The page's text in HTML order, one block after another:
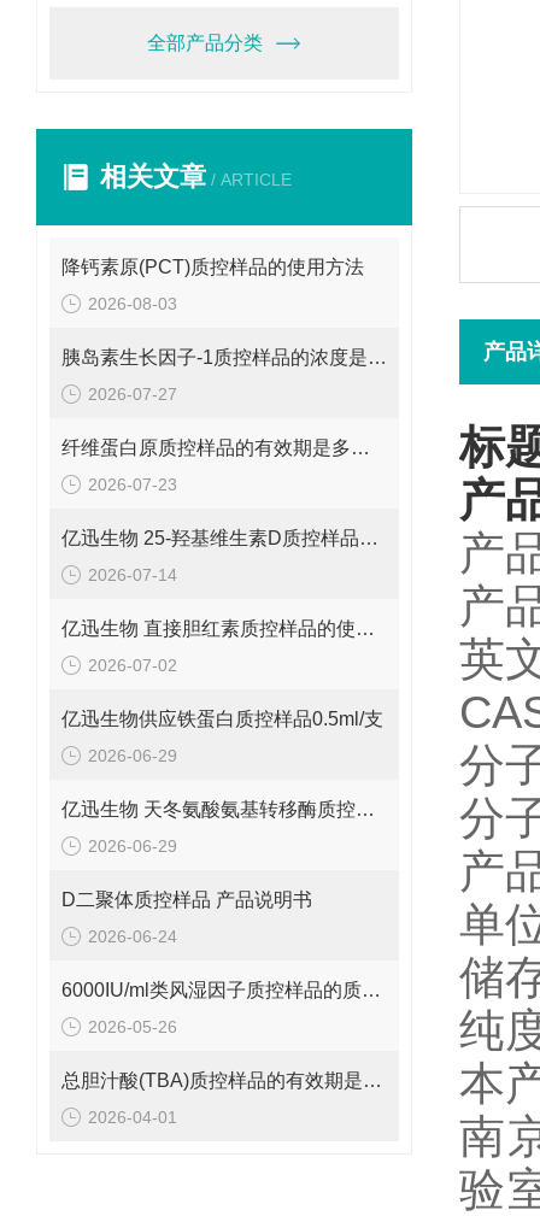
全部产品分类
相关文章 / ARTICLE
降钙素原(PCT)质控样品的使用方法
2026-08-03
胰岛素生长因子-1质控样品的浓度是多少呢？
2026-07-27
纤维蛋白原质控样品的有效期是多久呢？
2026-07-23
亿迅生物 25-羟基维生素D质控样品的浓度是多少呢？
2026-07-14
亿迅生物 直接胆红素质控样品的使用方法
2026-07-02
亿迅生物供应铁蛋白质控样品0.5ml/支
2026-06-29
亿迅生物 天冬氨酸氨基转移酶质控样品的质控靶值是多少呢？
2026-06-29
D二聚体质控样品 产品说明书
2026-06-24
6000IU/ml类风湿因子质控样品的质控范围是多少呢？
2026-05-26
总胆汁酸(TBA)质控样品的有效期是多久呢？
2026-04-01
产品
标
产
产
产
英
分
分
产
单
储
纯
本
南
验